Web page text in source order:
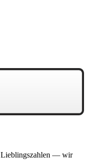
Lieblingszahlen — wir